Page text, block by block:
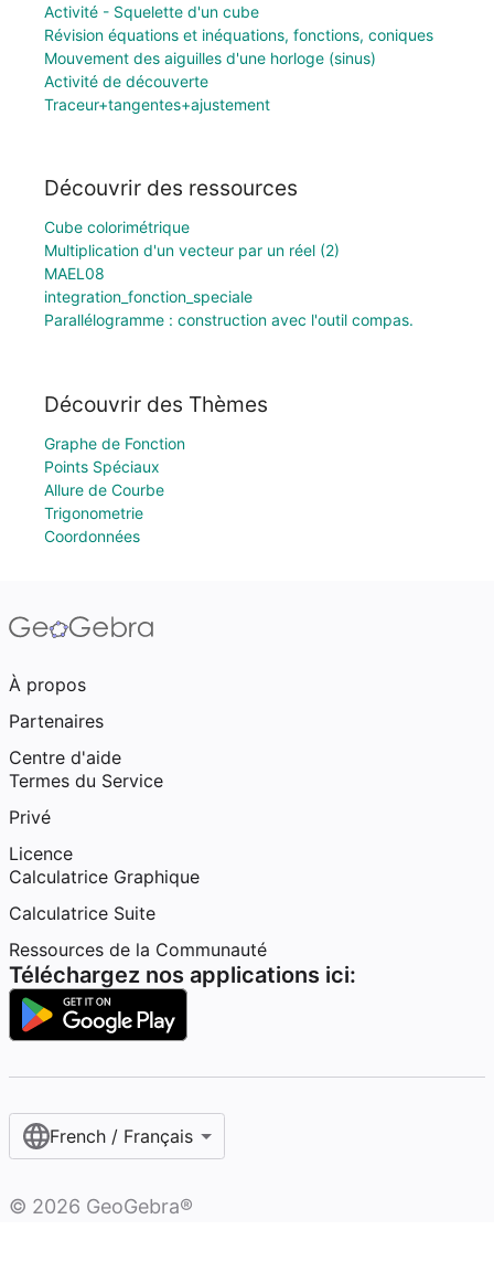
Activité - Squelette d'un cube
Révision équations et inéquations, fonctions, coniques
Mouvement des aiguilles d'une horloge (sinus)
Activité de découverte
Traceur+tangentes+ajustement
Découvrir des ressources
Cube colorimétrique
Multiplication d'un vecteur par un réel (2)
MAEL08
integration_fonction_speciale
Parallélogramme : construction avec l'outil compas.
Découvrir des Thèmes
Graphe de Fonction
Points Spéciaux
Allure de Courbe
Trigonometrie
Coordonnées
À propos
Partenaires
Centre d'aide
Termes du Service
Privé
Licence
Calculatrice Graphique
Calculatrice Suite
Ressources de la Communauté
Téléchargez nos applications ici:
French / Français‎
© 2026 GeoGebra®